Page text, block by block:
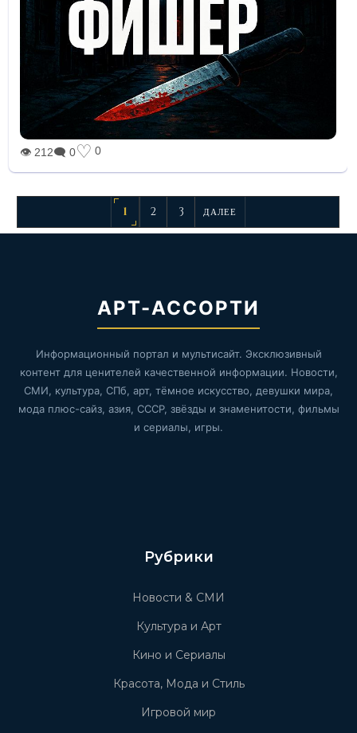
👁 212🗨 0♡ 0
1 2 3 ДАЛЕЕ
АРТ-АССОРТИ
Информационный портал и мультисайт. Эксклюзивный
контент для ценителей качественной информации. Новости,
СМИ, культура, СПб, арт, тёмное искусство, девушки мира,
мода плюс-сайз, азия, СССР, звёзды и знаменитости, фильмы
и сериалы, игры.
Рубрики
Новости & СМИ
Культура и Арт
Кино и Сериалы
Красота, Мода и Стиль
Игровой мир